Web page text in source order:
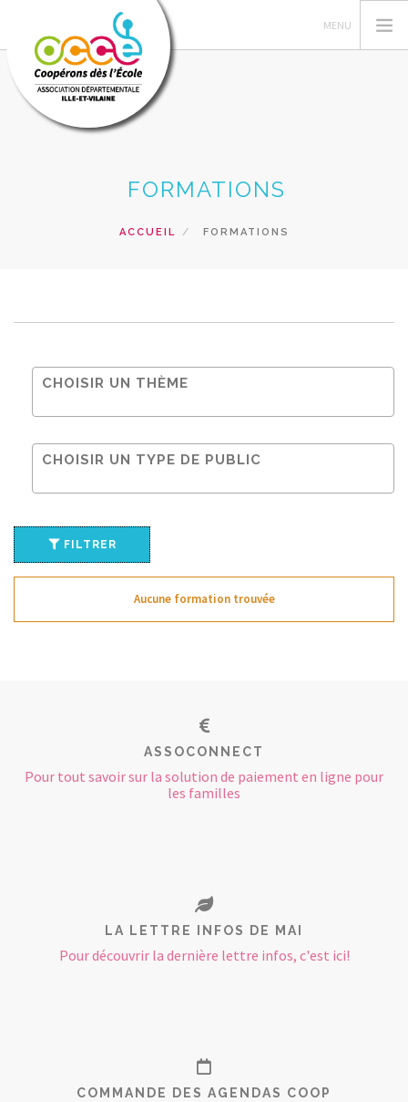
GERER SA COOPERATIVE
CONTACT
FORMATIONS
ACCUEIL FORMATIONS
FILTRER
Aucune formation trouvée
ASSOCONNECT
Pour tout savoir sur la solution de paiement en ligne pour
les familles
LA LETTRE INFOS DE MAI
Pour découvrir la dernière lettre infos, c'est ici!
COMMANDE DES AGENDAS COOP